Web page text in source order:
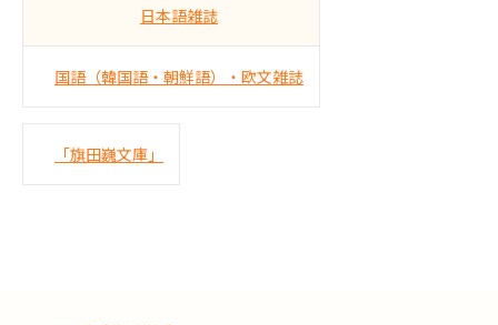
日本語雑誌
国語（韓国語・朝鮮語）・欧文雑誌
「旗田巍文庫」